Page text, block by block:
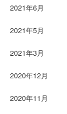
2021年6月
2021年5月
2021年3月
2020年12月
2020年11月